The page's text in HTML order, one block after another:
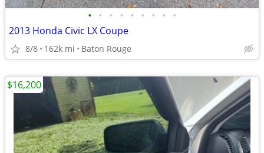
• • • • • • • • •
2013 Honda Civic LX Coupe
8/8 162k mi Baton Rouge
$16,200